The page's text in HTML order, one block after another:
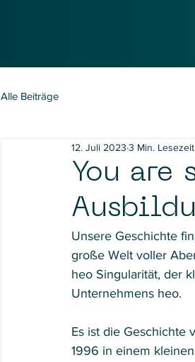
Alle Beiträge
You are
12. Juli 2023 3 Min. Lesezeit
Unsere Geschichte
große Welt voller
heo Singularität, der
Unternehmens heo.
Es ist die Geschichte
1996 in einem